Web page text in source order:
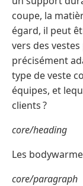
coupe, la
égard, il peut
vers des
précisément
type de veste
équipes, et
clients ?
core/heading
Les
core/paragraph